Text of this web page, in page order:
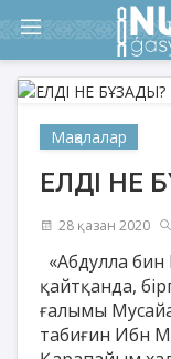
Мақалалар
ЕЛДІ НЕ
28 қазан 2020
«Абдулла
қайтқанда,
ғалымы
табиғин Ибн